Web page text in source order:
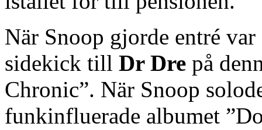
När Snoop gjorde entré
sidekick till Dr Dre på
Chronic”. När Snoop
funkinfluerade albumet